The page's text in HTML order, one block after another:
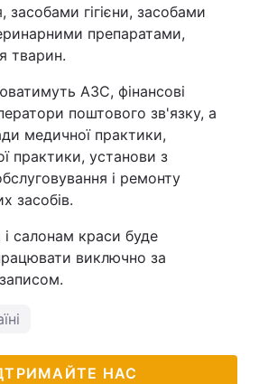
засобами гігієни, засобами
препаратами,
тварин.
АЗС, фінансові
поштового зв'язку, а
медичної практики,
практики, установи з
і ремонту
засобів.
салонам краси буде
виключно за
НАС